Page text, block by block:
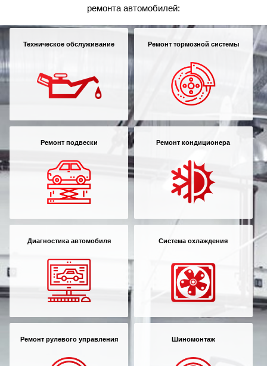
ремонта автомобилей:
Техническое обслуживание Ремонт тормозной системы
Ремонт подвески Ремонт кондиционера
Диагностика автомобиля Система охлаждения
Ремонт рулевого управления Шиномонтаж